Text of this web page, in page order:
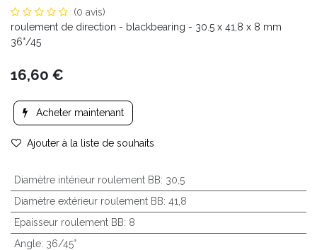
(0 avis)
roulement de direction - blackbearing - 30.5 x 41,8 x 8 mm
36°/45
16,60 €
Acheter maintenant
Ajouter à la liste de souhaits
Diamètre intérieur roulement BB: 30,5
Diamètre extérieur roulement BB: 41,8
Epaisseur roulement BB: 8
Angle: 36/45°